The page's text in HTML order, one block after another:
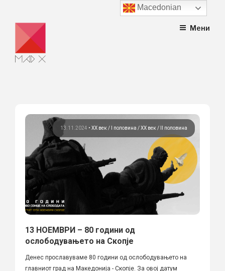
content
Мени
13.11.2024 • ХХ век / I половина ХХ век / II половина
13 НОЕМВРИ – 80 години од
ослободувањето на Скопје
Денес прославуваме 80 години од ослободувањето на
главниот град на Македонија - Скопје. За овој датум
Macedonian